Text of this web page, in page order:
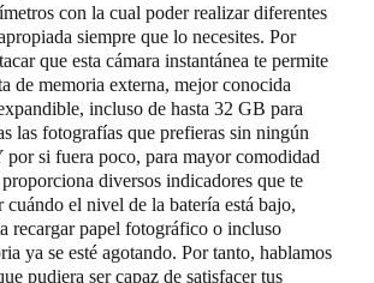
con la cual poder realizar diferentes
siempre que lo necesites. Por
que esta cámara instantánea te permite
de memoria externa, mejor conocida
incluso de hasta 32 GB para
las fotografías que prefieras sin ningún
por si fuera poco, para mayor comodidad
diversos indicadores que te
cuándo el nivel de la batería está bajo,
recargar papel fotográfico o incluso
ya se esté agotando. Por tanto, hablamos
pudiera ser capaz de satisfacer tus